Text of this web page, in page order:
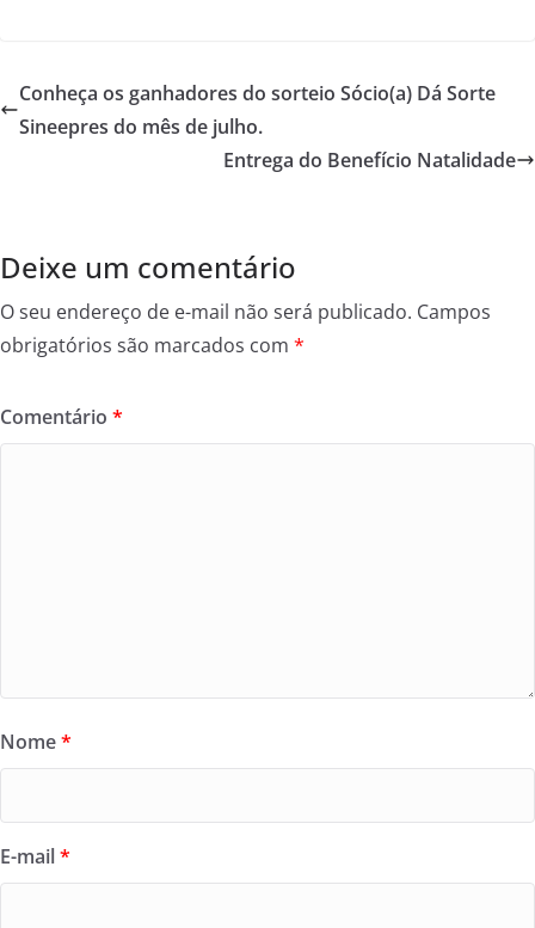
e
b
er e
Conheça os ganhadores do sorteio Sócio(a) Dá Sorte
Sineepres do mês de julho.
Entrega do Benefício Natalidade
Deixe um comentário
O seu endereço de e-mail não será publicado. Campos
obrigatórios são marcados com *
Comentário *
Nome*
E-mail*